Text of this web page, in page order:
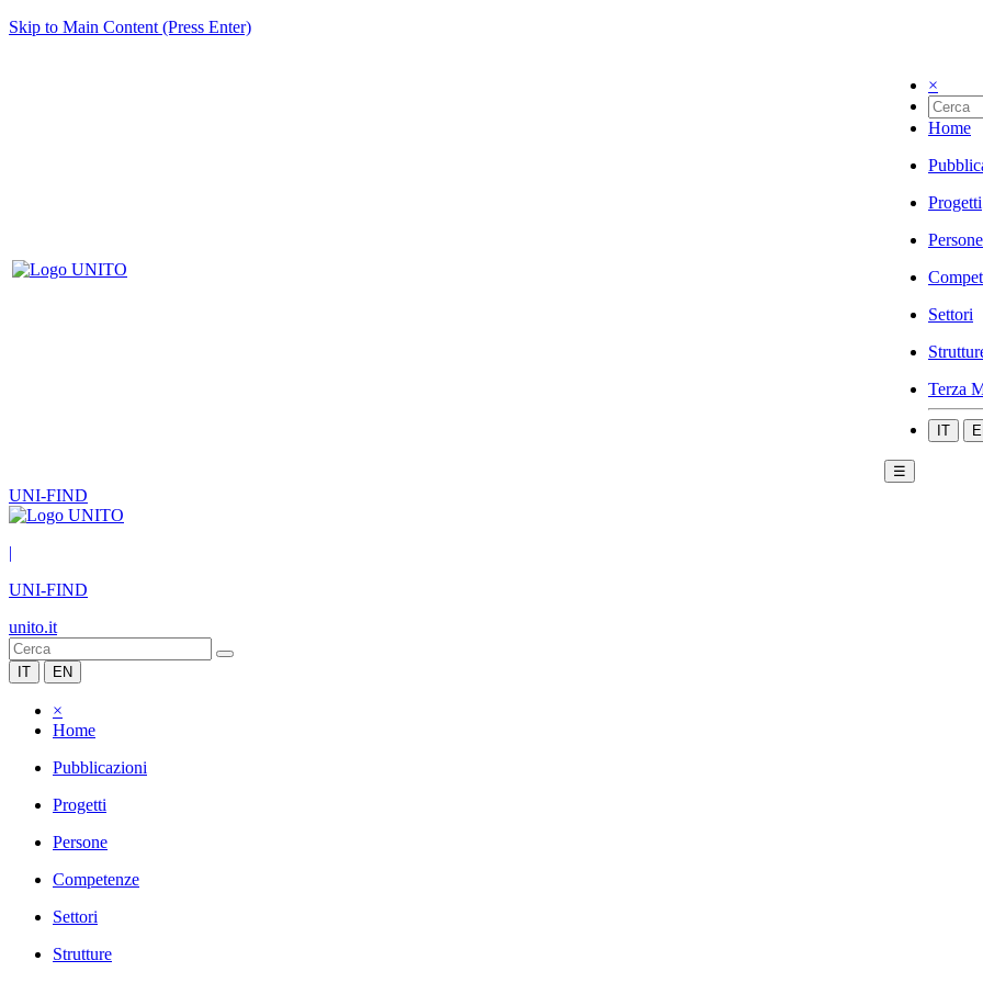
Skip to Main Content (Press Enter)
×
Home
Progetti
Persone
Settori
Terza
IT
☰
UNI-FIND
|
UNI-FIND
unito.it
IT EN
×
Home
Pubblicazioni
Progetti
Persone
Competenze
Settori
Strutture